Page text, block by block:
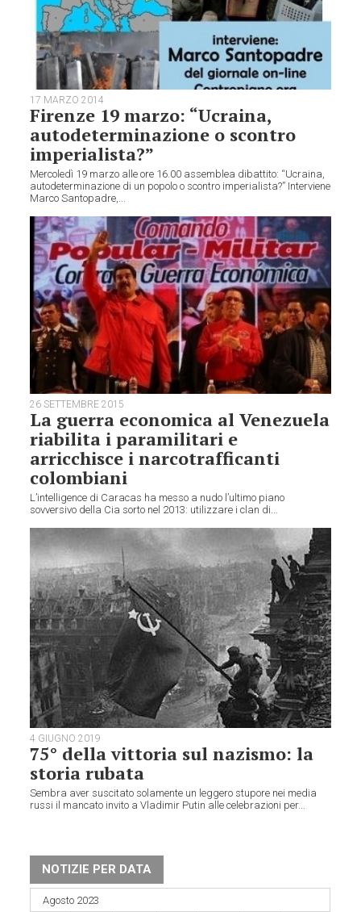
17 MARZO 2014
Firenze 19 marzo: “Ucraina,
autodeterminazione o scontro
imperialista?”
Mercoledì 19 marzo alle ore 16.00 assemblea dibattito: “Ucraina,
autodeterminazione di un popolo o scontro imperialista?” Interviene
Marco Santopadre,...
26 SETTEMBRE 2015
La guerra economica al Venezuela
riabilita i paramilitari e
arricchisce i narcotrafficanti
colombiani
L’intelligence di Caracas ha messo a nudo l’ultimo piano
sovversivo della Cia sorto nel 2013: utilizzare i clan di...
4 GIUGNO 2019
75° della vittoria sul nazismo: la
storia rubata
Sembra aver suscitato solamente un leggero stupore nei media
russi il mancato invito a Vladimir Putin alle celebrazioni per...
NOTIZIE PER DATA
Agosto 2023